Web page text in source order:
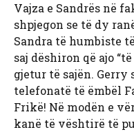
Vajza e Sandrës në
shpjegon se të dy
Sandra të humbiste
saj dëshiron që ajo
gjetur të sajën. Gerry
telefonatë të ëmbël
Frikë! Në modën e
kanë të vështirë të